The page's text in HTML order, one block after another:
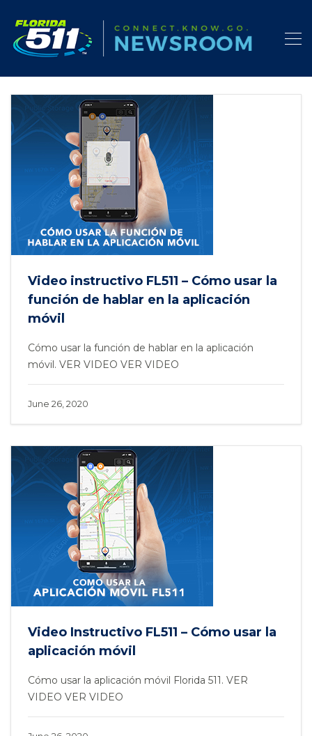
Video instructivo FL511 – Cómo usar la
función de hablar en la aplicación
móvil
Cómo usar la función de hablar en la aplicación
móvil. VER VIDEO VER VIDEO
June 26, 2020
Video Instructivo FL511 – Cómo usar la
aplicación móvil
Cómo usar la aplicación móvil Florida 511. VER
VIDEO VER VIDEO